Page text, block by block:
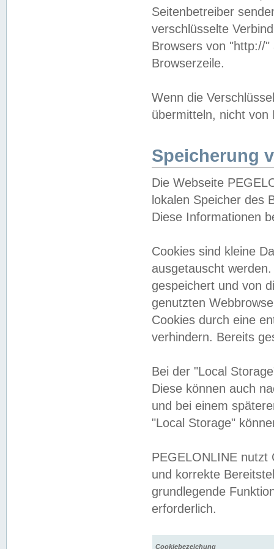
Seitenbetreiber
verschlüsselte
Browsers von "http://
Browserzeile.
Wenn die
übermitteln, nicht von
Speicherung
Die Webseite
lokalen Speicher des
Diese Informationen
Cookies sind kleine
ausgetauscht
gespeichert und von
genutzten
Cookies durch eine
verhindern. Bereits
Bei der "Local
Diese können auch
und bei einem
"Local Storage"
PEGELONLINE nutzt
und korrekte
grundlegende
erforderlich.
Cookiebezeichung